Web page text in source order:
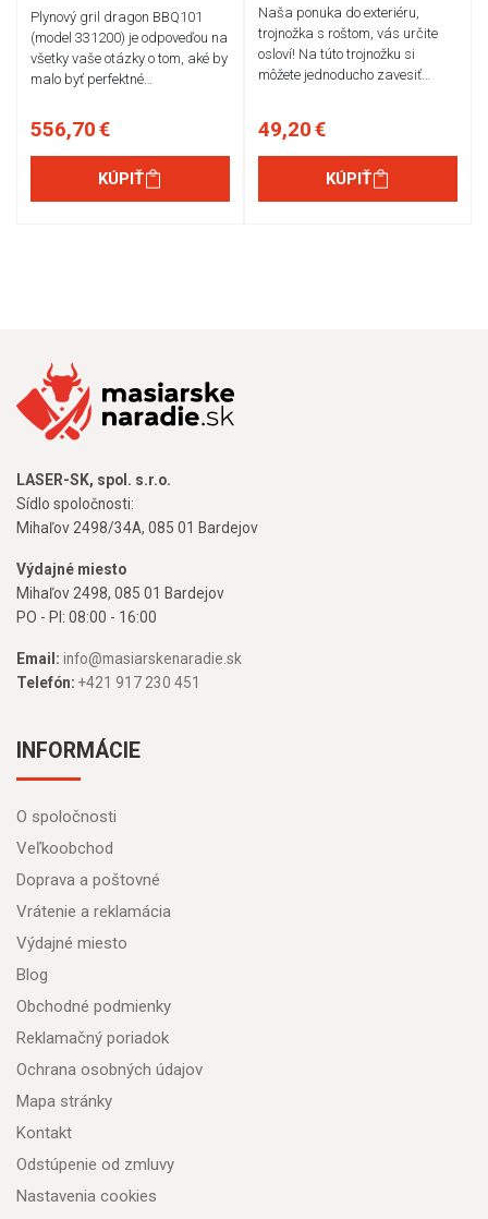
Plynový gril dragon BBQ101
(model 331200) je odpoveďou na
všetky vaše otázky o tom, aké by
malo byť perfektné…
556,70 €
KÚPIŤ
Naša ponuka do exteriéru,
trojnožka s roštom, vás určite
osloví! Na túto trojnožku si
môžete jednoducho zavesiť…
49,20 €
KÚPIŤ
LASER-SK, spol. s.r.o.
Sídlo spoločnosti:
Mihaľov 2498/34A, 085 01 Bardejov
Výdajné miesto
Mihaľov 2498, 085 01 Bardejov
PO - PI: 08:00 - 16:00
Email: info@masiarskenaradie.sk
Telefón: +421 917 230 451
INFORMÁCIE
O spoločnosti
Veľkoobchod
Doprava a poštovné
Vrátenie a reklamácia
Výdajné miesto
Blog
Obchodné podmienky
Reklamačný poriadok
Ochrana osobných údajov
Mapa stránky
Kontakt
Odstúpenie od zmluvy
Nastavenia cookies